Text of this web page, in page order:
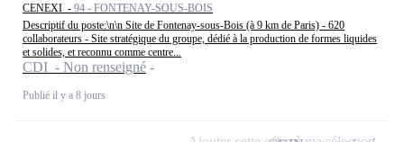
CENEXI - 94 - FONTENAY-SOUS-BOIS
Descriptif du poste:\n\n Site de Fontenay-sous-Bois (à 9 km de Paris) - 620
collaborateurs - Site stratégique du groupe, dédié à la production de formes liquides
et solides, et reconnu comme centre...
CDI - Non renseigné
Publié il y a 8 jours